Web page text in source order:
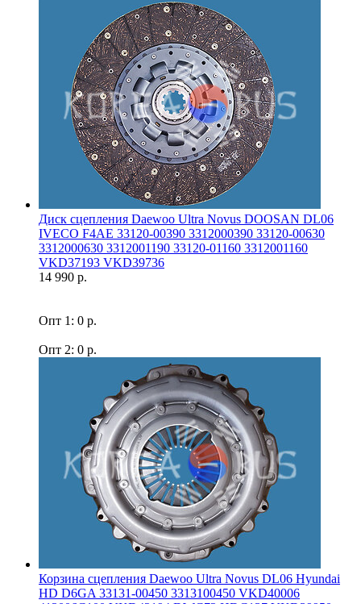
Диск сцепления Daewoo Ultra Novus DOOSAN DL06
IVECO F4AE 33120-00390 3312000390 33120-00630
3312000630 3312001190 33120-01160 3312001160
VKD37193 VKD39736
14 990 р.
Опт 1: 0 р.
Опт 2: 0 р.
Корзина сцепления Daewoo Ultra Novus DL06 Hyundai
HD D6GA 33131-00450 3313100450 VKD40006